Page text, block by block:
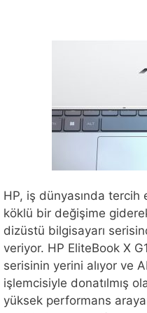
HP, iş dünyasında
köklü bir değişime
dizüstü bilgisayarı
veriyor. HP EliteBook X
serisinin yerini alıyor ve
işlemcisiyle donatılmış
yüksek performans